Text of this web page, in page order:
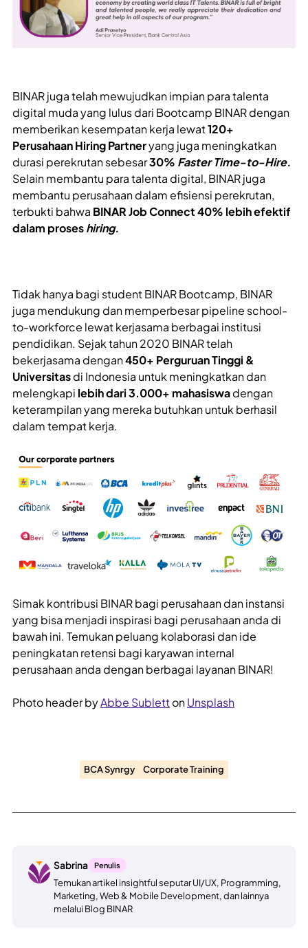
BINAR juga telah mewujudkan impian para talenta
digital muda yang lulus dari Bootcamp BINAR dengan
memberikan kesempatan kerja lewat120+
Perusahaan Hiring Partneryang juga meningkatkan
durasi perekrutan sebesar30% Faster Time-to-Hire.
Selain membantu para talenta digital, BINAR juga
membantu perusahaan dalam efisiensi perekrutan,
terbukti bahwa BINAR Job Connect 40% lebih efektif
dalam proseshiring.
Tidak hanya bagi student BINAR Bootcamp, BINAR
juga mendukung dan memperbesar pipeline school-
to-workforce lewat kerjasama berbagai institusi
pendidikan. Sejak tahun 2020 BINAR telah
bekerjasama dengan450+ Perguruan Tinggi &
Universitasdi Indonesia untuk meningkatkan dan
melengkapi lebih dari 3.000+ mahasiswadengan
keterampilan yang mereka butuhkan untuk berhasil
dalam tempat kerja.
Simak kontribusi BINAR bagi perusahaan dan instansi
yang bisa menjadi inspirasi bagi perusahaan anda di
bawah ini. Temukan peluang kolaborasi dan ide
peningkatan retensi bagi karyawan internal
perusahaan anda dengan berbagai layanan BINAR!
Photo header byAbbe SublettonUnsplash
BCA Synrgy Corporate Training
Sabrina Penulis
Temukan artikel insightful seputar UI/UX, Programming,
Marketing, Web & Mobile Development, dan lainnya
melalui Blog BINAR